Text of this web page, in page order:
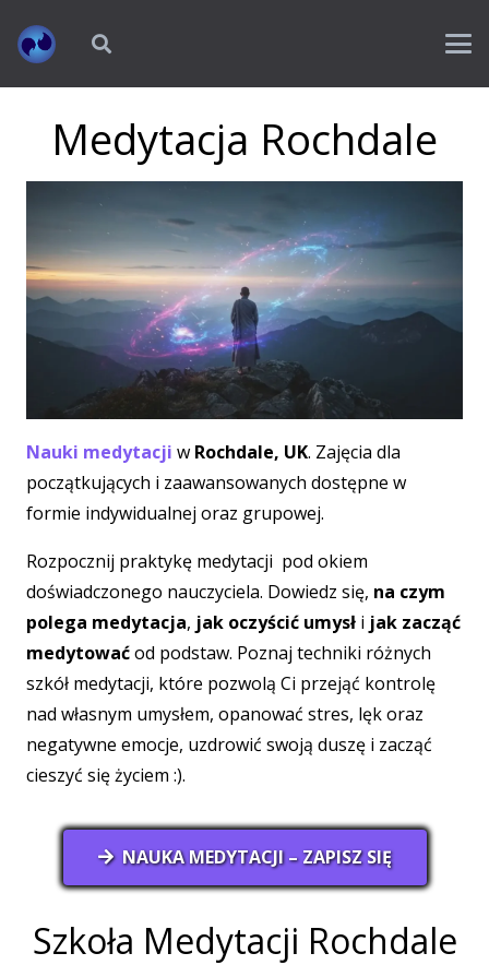
Medytacja Rochdale
Nauki medytacji w Rochdale, UK. Zajęcia dla
początkujących i zaawansowanych dostępne w
formie indywidualnej oraz grupowej.
Rozpocznij praktykę medytacji pod okiem
doświadczonego nauczyciela. Dowiedz się, na czym
polega medytacja, jak oczyścić umysł i jak zacząć
medytowaćod podstaw. Poznaj techniki różnych
szkół medytacji, które pozwolą Ci przejąć kontrolę
nad własnym umysłem, opanować stres, lęk oraz
negatywne emocje, uzdrowić swoją duszę i zacząć
cieszyć się życiem :).
NAUKA MEDYTACJI – ZAPISZ SIĘ
Szkoła Medytacji Rochdale